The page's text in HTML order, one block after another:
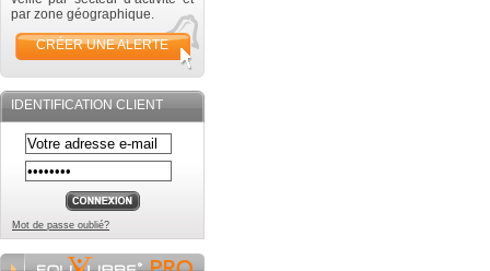
par zone géographique.
CRÉER UNE ALERTE
IDENTIFICATION CLIENT
Mot de passe oublié?